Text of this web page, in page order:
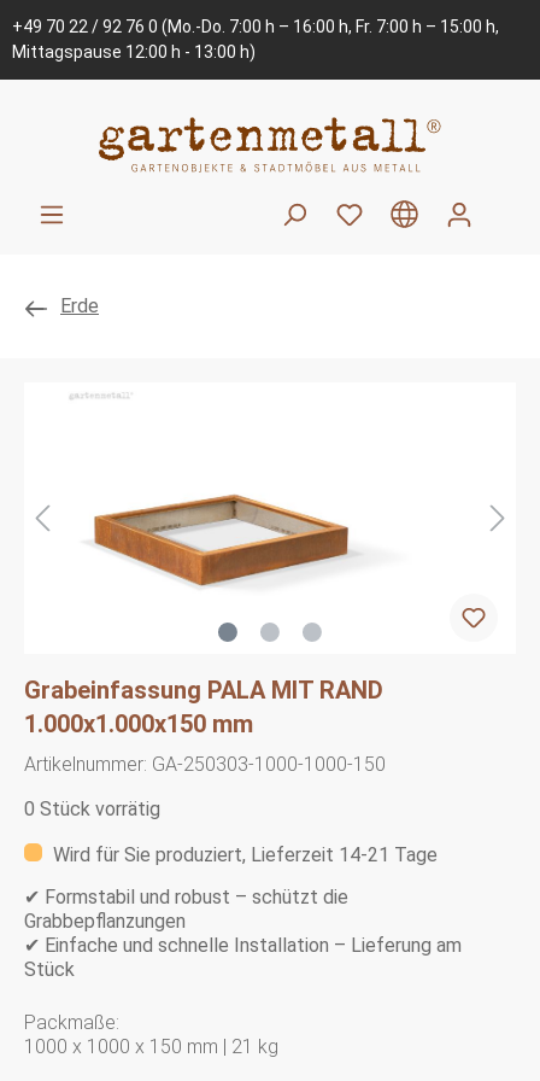
+49 70 22 / 92 76 0 (Mo.-Do. 7:00 h – 16:00 h, Fr. 7:00 h – 15:00 h,
Mittagspause 12:00 h - 13:00 h)
Erde
Grabeinfassung PALA MIT RAND
1.000x1.000x150 mm
Artikelnummer: GA-250303-1000-1000-150
0 Stück vorrätig
Wird für Sie produziert, Lieferzeit 14-21 Tage
✔ Formstabil und robust – schützt die
Grabbepflanzungen
✔ Einfache und schnelle Installation – Lieferung am
Stück
Packmaße:
1000 x 1000 x 150 mm | 21 kg